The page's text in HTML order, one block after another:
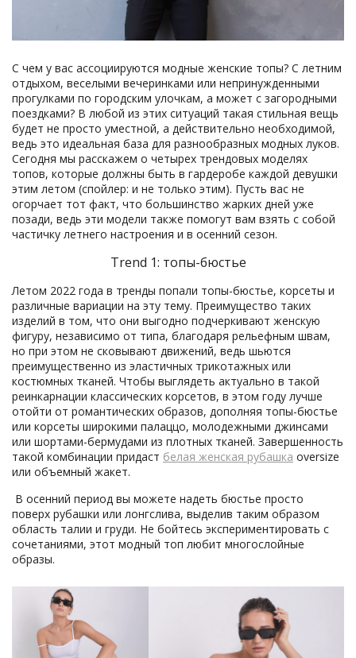
С чем у вас ассоциируются модные женские топы? С летним
отдыхом, веселыми вечеринками или непринужденными
прогулками по городским улочкам, а может с загородными
поездками? В любой из этих ситуаций такая стильная вещь
будет не просто уместной, а действительно необходимой,
ведь это идеальная база для разнообразных модных луков.
Сегодня мы расскажем о четырех трендовых моделях
топов, которые должны быть в гардеробе каждой девушки
этим летом (спойлер: и не только этим). Пусть вас не
огорчает тот факт, что большинство жарких дней уже
позади, ведь эти модели также помогут вам взять с собой
частичку летнего настроения и в осенний сезон.
Trend 1: топы-бюстье
Летом 2022 года в тренды попали топы-бюстье, корсеты и
различные вариации на эту тему. Преимущество таких
изделий в том, что они выгодно подчеркивают женскую
фигуру, независимо от типа, благодаря рельефным швам,
но при этом не сковывают движений, ведь шьются
преимущественно из эластичных трикотажных или
костюмных тканей. Чтобы выглядеть актуально в такой
реинкарнации классических корсетов, в этом году лучше
отойти от романтических образов, дополняя топы-бюстье
или корсеты широкими палаццо, молодежными джинсами
или шортами-бермудами из плотных тканей. Завершенность
такой комбинации придаст белая женская рубашка oversize
или объемный жакет.
В осенний период вы можете надеть бюстье просто
поверх рубашки или лонгслива, выделив таким образом
область талии и груди. Не бойтесь экспериментировать с
сочетаниями, этот модный топ любит многослойные
образы.